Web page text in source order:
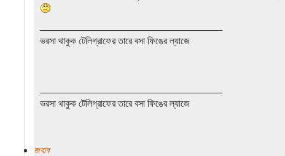
ভরসা থাকুক টেলিগ্রাফের তারে বসা ফিঙের ল্যাজে
ভরসা থাকুক টেলিগ্রাফের তারে বসা ফিঙের ল্যাজে
জবাব